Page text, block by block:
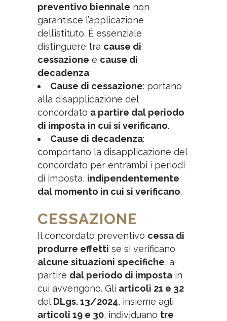
preventivo biennale non
garantisce l’applicazione
dell’istituto. È essenziale
distinguere tra cause di
cessazione e cause di
decadenza:
Cause di cessazione: portano
alla disapplicazione del
concordato a partire dal periodo
di imposta in cui si verificano.
Cause di decadenza:
comportano la disapplicazione del
concordato per entrambi i periodi
di imposta, indipendentemente
dal momento in cui si verificano.
CESSAZIONE
Il concordato preventivo cessa di
produrre effetti se si verificano
alcune situazioni specifiche, a
partire dal periodo di imposta in
cui avvengono. Gli articoli 21 e 32
delDLgs. 13/2024, insieme agli
articoli 19 e 30, individuano tre